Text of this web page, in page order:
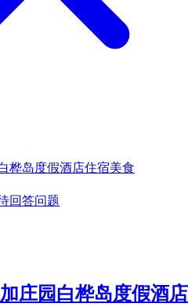
桦岛度假酒店住宿美食
回答问题
庄园白桦岛度假酒店